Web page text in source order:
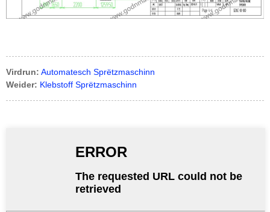
Virdrun: Automatesch Sprëtzmaschinn
Weider: Klebstoff Sprëtzmaschinn